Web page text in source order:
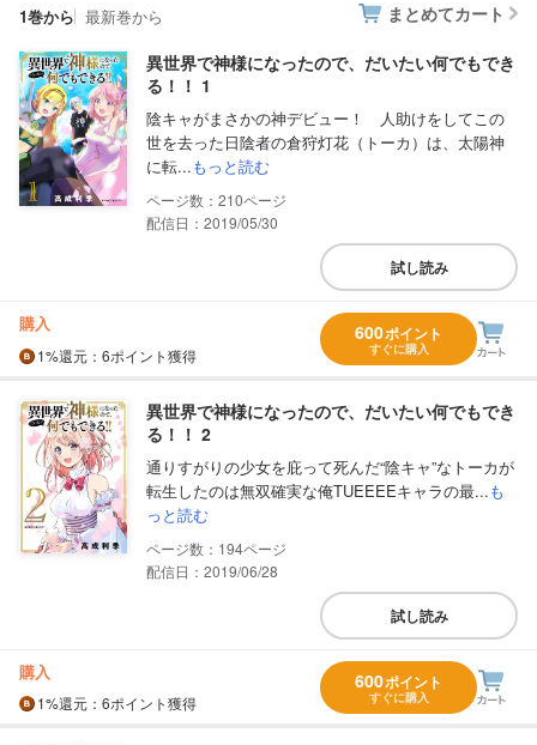
1巻から 最新巻から まとめてカート
異世界で神様になったので、だいたい何でもでき
る！！ 1
陰キャがまさかの神デビュー！ 人助けをしてこの
世を去った日陰者の倉狩灯花（トーカ）は、太陽神
に転...もっと読む
210
配信日：2019/05/30
試し読み
購入
1%還元 ：6ポイント獲得
600ポイント
すぐに購入
異世界で神様になったので、だいたい何でもでき
る！！ 2
通りすがりの少女を庇って死んだ“陰キャ”なトーカが
転生したのは無双確実な俺TUEEEEキャラの最...も
っと読む
194
配信日：2019/06/28
試し読み
購入
1%還元 ：6ポイント獲得
600ポイント
すぐに購入